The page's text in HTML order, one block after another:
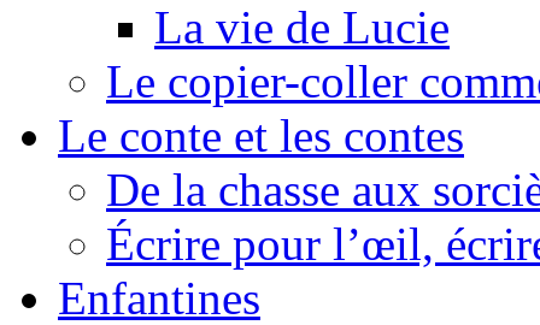
La vie de Lucie
Le copier-coller
Le conte et les contes
De la chasse aux
Écrire pour l’œil,
Enfantines